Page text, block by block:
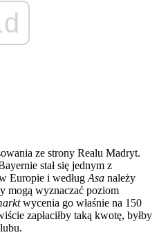
ze strony Realu Madryt.
stał się jednym z
Europie i według Asa należy
mogą wyznaczać poziom
wycenia go właśnie na 150
zapłaciłby taką kwotę, byłby